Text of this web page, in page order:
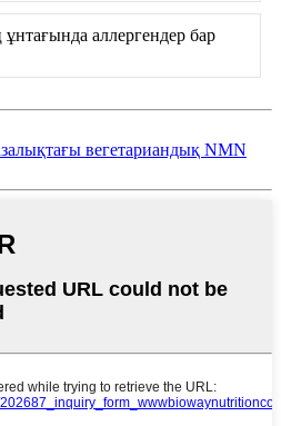
аллергендер бар
вегетариандық NMN